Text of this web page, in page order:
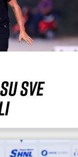
sve